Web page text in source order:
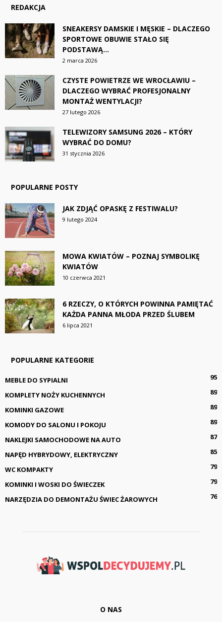
REDAKCJA
SNEAKERSY DAMSKIE I MĘSKIE – DLACZEGO
SPORTOWE OBUWIE STAŁO SIĘ
PODSTAWĄ...
2 marca 2026
CZYSTE POWIETRZE WE WROCŁAWIU –
DLACZEGO WYBRAĆ PROFESJONALNY
MONTAŻ WENTYLACJI?
27 lutego 2026
TELEWIZORY SAMSUNG 2026 – KTÓRY
WYBRAĆ DO DOMU?
31 stycznia 2026
POPULARNE POSTY
JAK ZDJĄĆ OPASKĘ Z FESTIWALU?
9 lutego 2024
MOWA KWIATÓW – POZNAJ SYMBOLIKĘ
KWIATÓW
10 czerwca 2021
6 RZECZY, O KTÓRYCH POWINNA PAMIĘTAĆ
KAŻDA PANNA MŁODA PRZED ŚLUBEM
6 lipca 2021
POPULARNE KATEGORIE
MEBLE DO SYPIALNI
95
KOMPLETY NOŻY KUCHENNYCH
89
KOMINKI GAZOWE
89
KOMODY DO SALONU I POKOJU
89
NAKLEJKI SAMOCHODOWE NA AUTO
87
NAPĘD HYBRYDOWY, ELEKTRYCZNY
85
WC KOMPAKTY
79
KOMINKI I WOSKI DO ŚWIECZEK
79
NARZĘDZIA DO DEMONTAŻU ŚWIEC ŻAROWYCH
76
O NAS